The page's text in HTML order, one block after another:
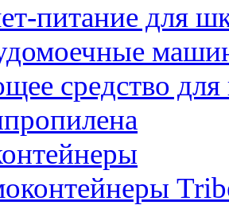
питание для
средство для